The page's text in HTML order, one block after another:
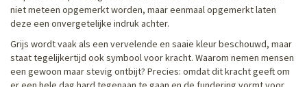
niet meteen opgemerkt worden, maar eenmaal opgemerkt laten
deze een onvergetelijke indruk achter.
Grijs wordt vaak als een vervelende en saaie kleur beschouwd, maar
staat tegelijkertijd ook symbool voor kracht. Waarom nemen mensen
een gewoon maar stevig ontbijt? Precies: omdat dit kracht geeft om